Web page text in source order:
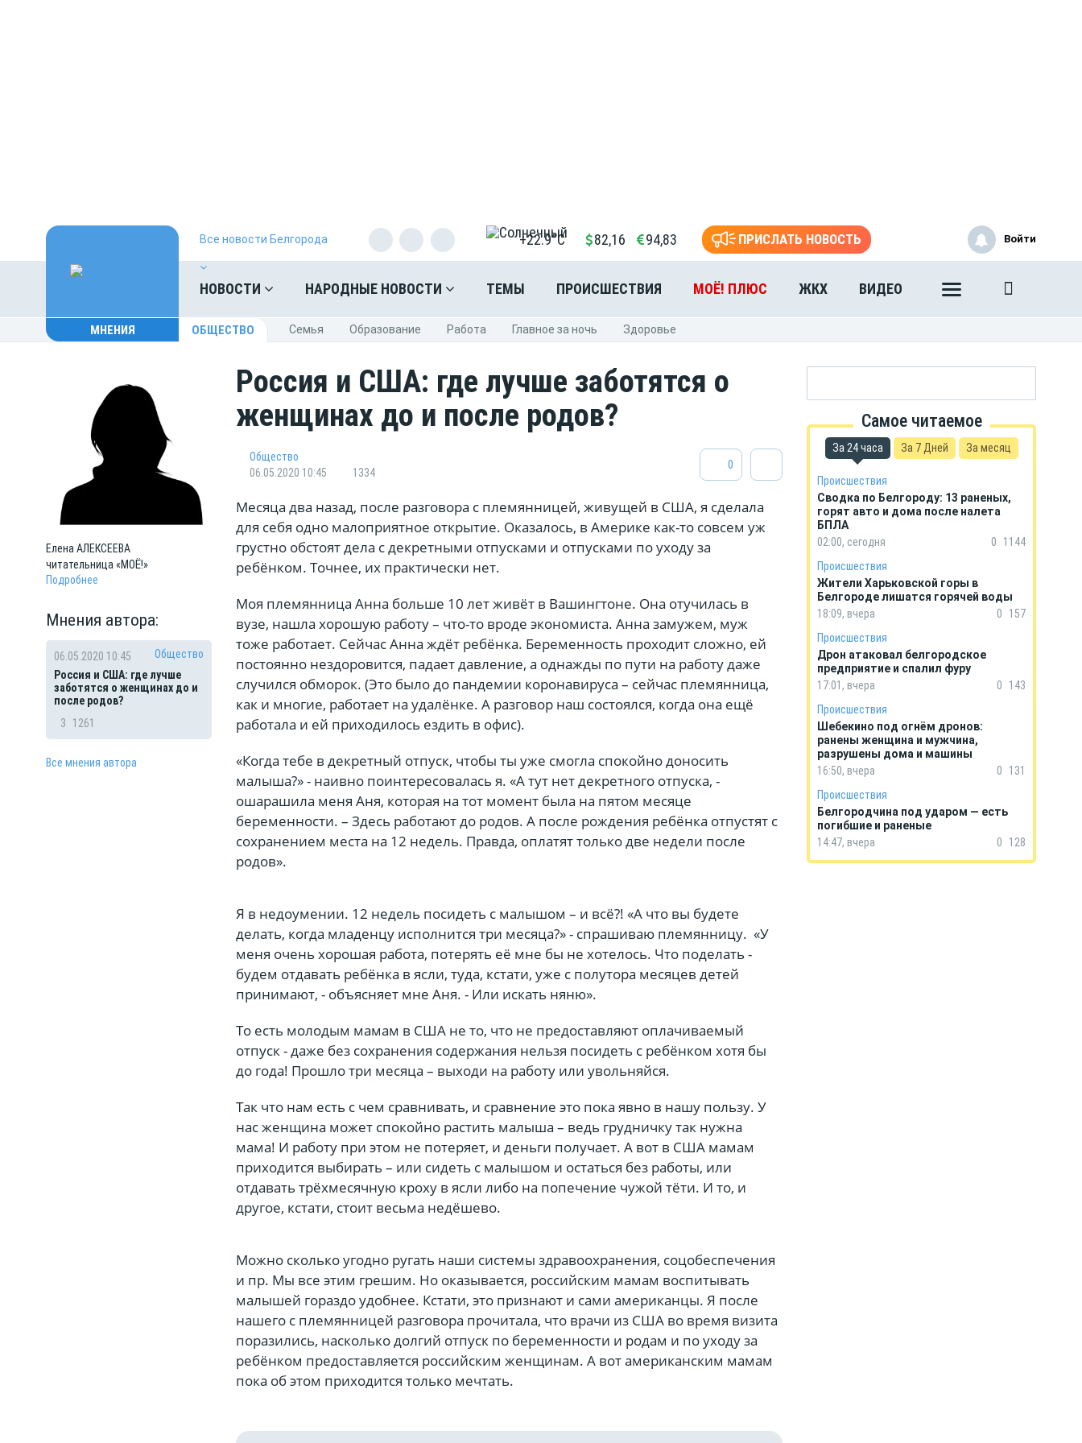
Все новости Белгорода +22.9°C 82,16 94,83 ПРИСЛАТЬ НОВОСТЬ
НОВОСТИ НАРОДНЫЕ НОВОСТИ ТЕМЫ ПРОИСШЕСТВИЯ МОЁ! ПЛЮС ЖКХ ВИДЕО
Войти
МНЕНИЯ ОБЩЕСТВО Cемья Oбразование Pабота Главное за ночь Здоровье
ЕленаАЛЕКСЕЕВА
читательница «МОЁ!»
Подробнее
Мнения автора:
06.05.2020 10:45
Общество
Россия и США: где лучше
заботятся о женщинах до и
после родов?
3
1261
Все мнения автора
Россия и США: где лучше заботятся о
женщинах до и после родов?
Общество
06.05.2020 10:45
1334
0
Месяца два назад, после разговора с племянницей, живущей в США, я сделала
для себя одно малоприятное открытие. Оказалось, в Америке как-то совсем уж
грустно обстоят дела с декретными отпусками и отпусками по уходу за
ребёнком. Точнее, их практически нет.
Моя племянница Анна больше 10 лет живёт в Вашингтоне. Она отучилась в
вузе, нашла хорошую работу – что-то вроде экономиста. Анна замужем, муж
тоже работает. Сейчас Анна ждёт ребёнка. Беременность проходит сложно, ей
постоянно нездоровится, падает давление, а однажды по пути на работу даже
случился обморок. (Это было до пандемии коронавируса – сейчас племянница,
как и многие, работает на удалёнке. А разговор наш состоялся, когда она ещё
работала и ей приходилось ездить в офис).
«Когда тебе в декретный отпуск, чтобы ты уже смогла спокойно доносить
малыша?» - наивно поинтересовалась я. «А тут нет декретного отпуска, -
ошарашила меня Аня, которая на тот момент была на пятом месяце
беременности. – Здесь работают до родов. А после рождения ребёнка отпустят с
сохранением места на 12 недель. Правда, оплатят только две недели после
родов».
Я в недоумении. 12 недель посидеть с малышом – и всё?! «А что вы будете
делать, когда младенцу исполнится три месяца?» - спрашиваю племянницу. «У
меня очень хорошая работа, потерять её мне бы не хотелось. Что поделать -
будем отдавать ребёнка в ясли, туда, кстати, уже с полутора месяцев детей
принимают, - объясняет мне Аня. - Или искать няню».
То есть молодым мамам в США не то, что не предоставляют оплачиваемый
отпуск - даже без сохранения содержания нельзя посидеть с ребёнком хотя бы
до года! Прошло три месяца – выходи на работу или увольняйся.
Так что нам есть с чем сравнивать, и сравнение это пока явно в нашу пользу. У
нас женщина может спокойно растить малыша – ведь грудничку так нужна
мама! И работу при этом не потеряет, и деньги получает. А вот в США мамам
приходится выбирать – или сидеть с малышом и остаться без работы, или
отдавать трёхмесячную кроху в ясли либо на попечение чужой тёти. И то, и
другое, кстати, стоит весьма недёшево.
Можно сколько угодно ругать наши системы здравоохранения, соцобеспечения
и пр. Мы все этим грешим. Но оказывается, российским мамам воспитывать
малышей гораздо удобнее. Кстати, это признают и сами американцы. Я после
нашего с племянницей разговора прочитала, что врачи из США во время визита
поразились, насколько долгий отпуск по беременности и родам и по уходу за
ребёнком предоставляется российским женщинам. А вот американским мамам
пока об этом приходится только мечтать.
Самое читаемое
За 24 часа За 7 Дней За месяц
Происшествия
Сводка по Белгороду: 13 раненых,
горят авто и дома после налета
БПЛА
02:00, сегодня
0
1144
Происшествия
Жители Харьковской горы в
Белгороде лишатся горячей воды
18:09, вчера
0
157
Происшествия
Дрон атаковал белгородское
предприятие и спалил фуру
17:01, вчера
0
143
Происшествия
Шебекино под огнём дронов:
ранены женщина и мужчина,
разрушены дома и машины
16:50, вчера
0
131
Происшествия
Белгородчина под ударом — есть
погибшие и раненые
14:47, вчера
0 128